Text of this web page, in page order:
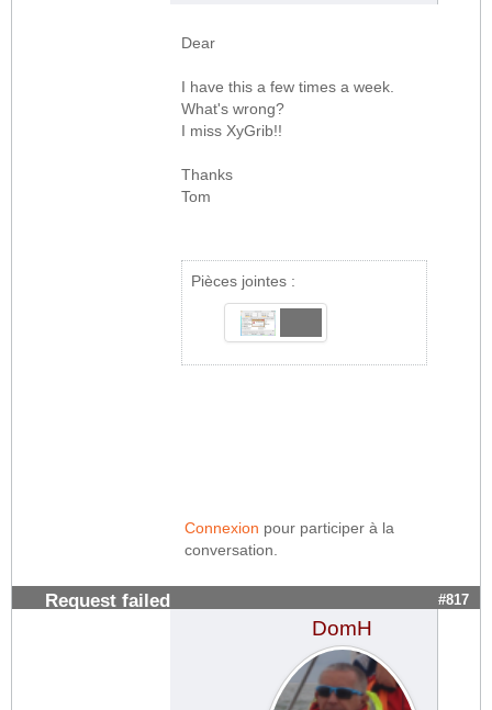
Dear
I have this a few times a week.
What's wrong?
I miss XyGrib!!
Thanks
Tom
Pièces jointes :
Connexion pour participer à la
conversation.
Request failed #817
DomH